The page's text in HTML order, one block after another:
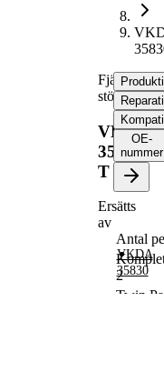
Fjäderbens-
stödlager
VKDA
35830
T
Ersätts
av
VKDA
35830
OE-
nummer
Antal
2
Twin